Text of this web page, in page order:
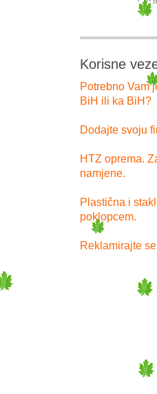
Korisne
Potrebno Vam
BiH ili ka BiH?
Dodajte svoju
HTZ oprema.
namjene.
Plastična i
poklopcem.
Reklamirajte